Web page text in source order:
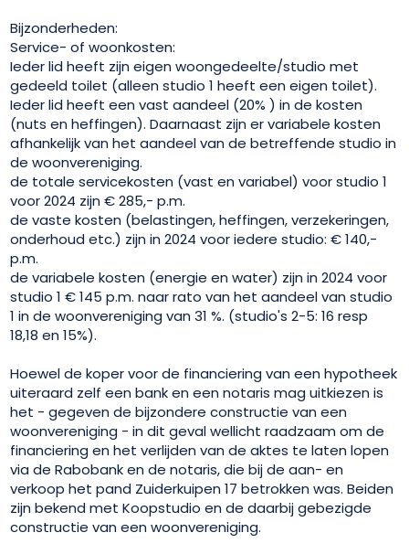
Bijzonderheden:
Service- of woonkosten:
Ieder lid heeft zijn eigen woongedeelte/studio met
gedeeld toilet (alleen studio 1 heeft een eigen toilet).
Ieder lid heeft een vast aandeel (20% ) in de kosten
(nuts en heffingen). Daarnaast zijn er variabele kosten
afhankelijk van het aandeel van de betreffende studio in
de woonvereniging.
de totale servicekosten (vast en variabel) voor studio 1
voor 2024 zijn € 285,- p.m.
de vaste kosten (belastingen, heffingen, verzekeringen,
onderhoud etc.) zijn in 2024 voor iedere studio: € 140,-
p.m.
de variabele kosten (energie en water) zijn in 2024 voor
studio 1 € 145 p.m. naar rato van het aandeel van studio
1 in de woonvereniging van 31 %. (studio's 2-5: 16 resp
18,18 en 15%).
Hoewel de koper voor de financiering van een hypotheek
uiteraard zelf een bank en een notaris mag uitkiezen is
het - gegeven de bijzondere constructie van een
woonvereniging - in dit geval wellicht raadzaam om de
financiering en het verlijden van de aktes te laten lopen
via de Rabobank en de notaris, die bij de aan- en
verkoop het pand Zuiderkuipen 17 betrokken was. Beiden
zijn bekend met Koopstudio en de daarbij gebezigde
constructie van een woonvereniging.